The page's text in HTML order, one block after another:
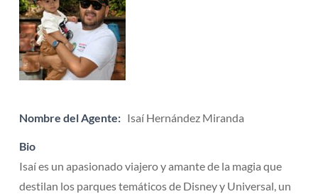
Nombre del Agente: Isaí Hernández Miranda
Bio
Isaí es un apasionado viajero y amante de la magia que
destilan los parques temáticos de Disney y Universal, un